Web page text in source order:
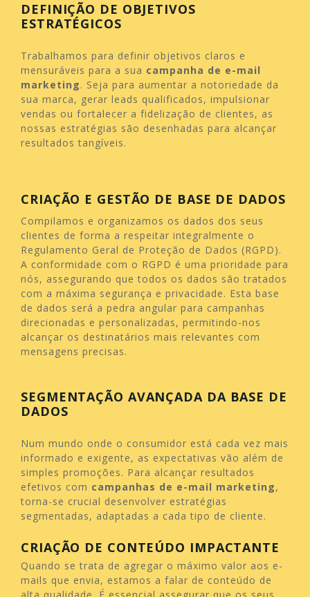
DEFINIÇÃO DE OBJETIVOS
ESTRATÉGICOS
Trabalhamos para definir objetivos claros e
mensuráveis para a sua campanha de e-mail
marketing. Seja para aumentar a notoriedade da
sua marca, gerar leads qualificados, impulsionar
vendas ou fortalecer a fidelização de clientes, as
nossas estratégias são desenhadas para alcançar
resultados tangíveis.
CRIAÇÃO E GESTÃO DE BASE DE DADOS
Compilamos e organizamos os dados dos seus
clientes de forma a respeitar integralmente o
Regulamento Geral de Proteção de Dados (RGPD).
A conformidade com o RGPD é uma prioridade para
nós, assegurando que todos os dados são tratados
com a máxima segurança e privacidade. Esta base
de dados será a pedra angular para campanhas
direcionadas e personalizadas, permitindo-nos
alcançar os destinatários mais relevantes com
mensagens precisas.
SEGMENTAÇÃO AVANÇADA DA BASE DE
DADOS
Num mundo onde o consumidor está cada vez mais
informado e exigente, as expectativas vão além de
simples promoções. Para alcançar resultados
efetivos com campanhas de e-mail marketing,
torna-se crucial desenvolver estratégias
segmentadas, adaptadas a cada tipo de cliente.
CRIAÇÃO DE CONTEÚDO IMPACTANTE
Quando se trata de agregar o máximo valor aos e-
mails que envia, estamos a falar de conteúdo de